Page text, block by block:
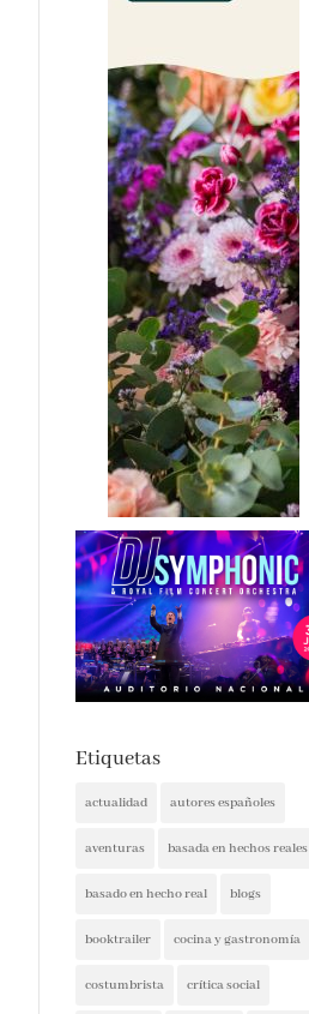
Etiquetas
actualidad autores españoles
aventuras basada en hechos reales
basado en hecho real blogs
booktrailer cocina y gastronomía
costumbrista crítica social